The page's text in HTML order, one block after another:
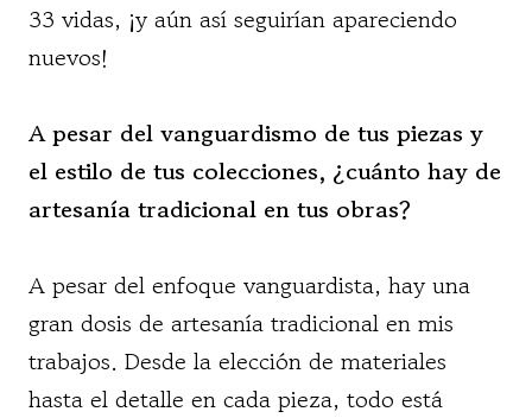
33 vidas, ¡y aún así seguirían apareciendo
nuevos!
A pesar del vanguardismo de tus piezas y
el estilo de tus colecciones, ¿cuánto hay de
artesanía tradicional en tus obras?
A pesar del enfoque vanguardista, hay una
gran dosis de artesanía tradicional en mis
trabajos. Desde la elección de materiales
hasta el detalle en cada pieza, todo está